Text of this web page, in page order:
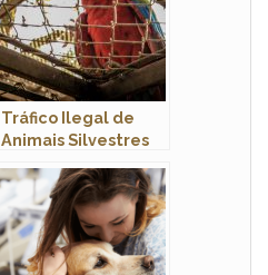
Tráfico Ilegal de
Animais Silvestres